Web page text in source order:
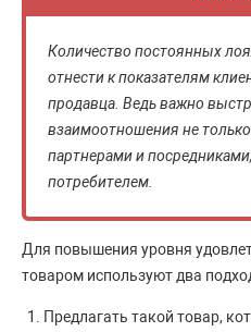
Количество постоянных
отнести к показателям
продавца. Ведь важно
взаимоотношения не
партнерами и
потребителем.
Для повышения уровня
товаром используют два
Предлагать такой товар,